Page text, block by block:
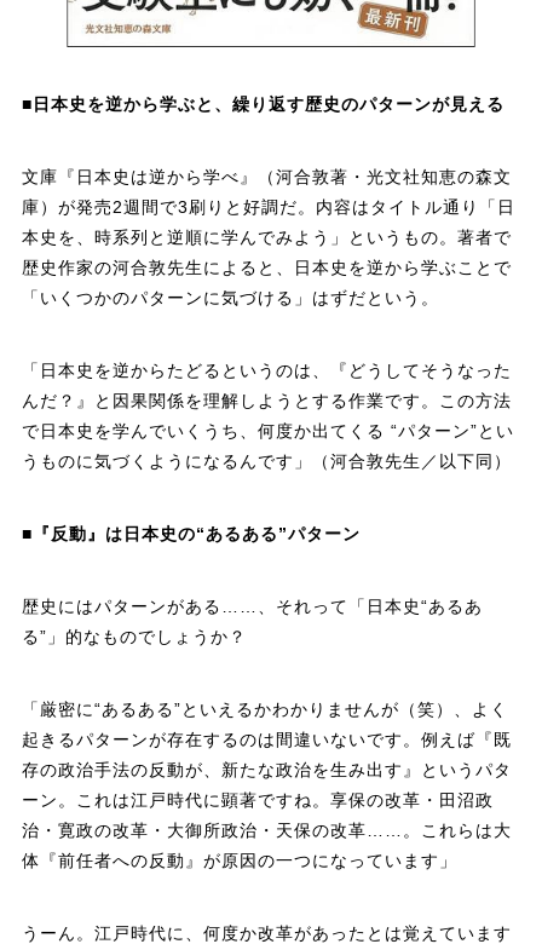
■日本史を逆から学ぶと、繰り返す歴史のパターンが見える
文庫『日本史は逆から学べ』（河合敦著・光文社知恵の森文
庫）が発売2週間で3刷りと好調だ。内容はタイトル通り「日
本史を、時系列と逆順に学んでみよう」というもの。著者で
歴史作家の河合敦先生によると、日本史を逆から学ぶことで
「いくつかのパターンに気づける」はずだという。
「日本史を逆からたどるというのは、『どうしてそうなった
んだ？』と因果関係を理解しようとする作業です。この方法
で日本史を学んでいくうち、何度か出てくる “パターン”とい
うものに気づくようになるんです」（河合敦先生／以下同）
■『反動』は日本史の“あるある”パターン
歴史にはパターンがある……、それって「日本史“あるあ
る”」的なものでしょうか？
「厳密に“あるある”といえるかわかりませんが（笑）、よく
起きるパターンが存在するのは間違いないです。例えば『既
存の政治手法の反動が、新たな政治を生み出す』というパタ
ーン。これは江戸時代に顕著ですね。享保の改革・田沼政
治・寛政の改革・大御所政治・天保の改革……。これらは大
体『前任者への反動』が原因の一つになっています」
うーん。江戸時代に、何度か改革があったとは覚えています